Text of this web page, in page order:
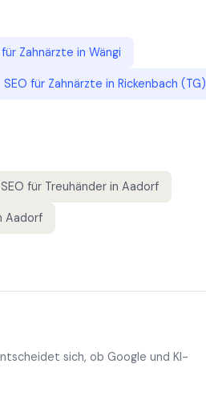
für Zahnärzte in Wängi
SEO für Zahnärzte in Rickenbach (TG)
SEO für Treuhänder in Aadorf
Aadorf
sich, ob Google und KI-